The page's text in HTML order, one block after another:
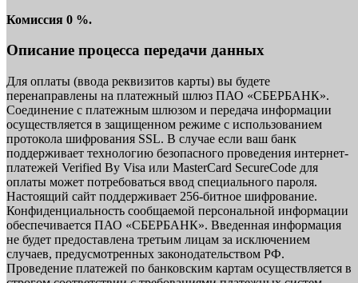
Комиссия 0 %.
Описание процесса передачи данных
Для оплаты (ввода реквизитов карты) вы будете
перенаправлены на платежный шлюз ПАО «СБЕРБАНК».
Соединение с платежным шлюзом и передача информации
осуществляется в защищенном режиме с использованием
протокола шифрования SSL. В случае если ваш банк
поддерживает технологию безопасного проведения интернет-
платежей Verified By Visa или MasterCard SecureCode для
оплаты может потребоваться ввод специального пароля.
Настоящий сайт поддерживает 256-битное шифрование.
Конфиденциальность сообщаемой персональной информации
обеспечивается ПАО «СБЕРБАНК». Введенная информация
не будет предоставлена третьим лицам за исключением
случаев, предусмотренных законодательством РФ.
Проведение платежей по банковским картам осуществляется в